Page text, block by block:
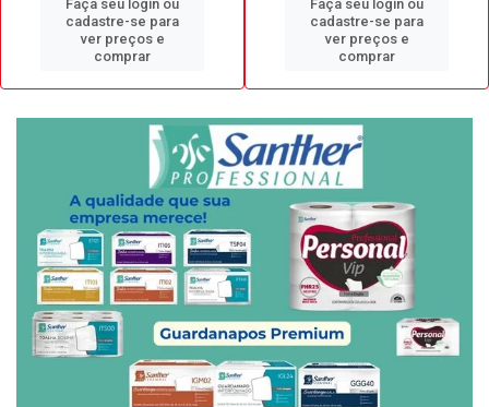
Faça seu login ou
cadastre-se para
ver preços e
comprar
Faça seu login ou
cadastre-se para
ver preços e
comprar